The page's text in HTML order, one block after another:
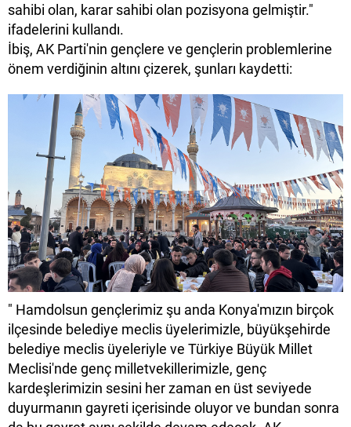
sahibi olan, karar sahibi olan pozisyona gelmiştir."
ifadelerini kullandı.
İbiş, AK Parti'nin gençlere ve gençlerin problemlerine
önem verdiğinin altını çizerek, şunları kaydetti:
" Hamdolsun gençlerimiz şu anda Konya'mızın birçok
ilçesinde belediye meclis üyelerimizle, büyükşehirde
belediye meclis üyeleriyle ve Türkiye Büyük Millet
Meclisi'nde genç milletvekillerimizle, genç
kardeşlerimizin sesini her zaman en üst seviyede
duyurmanın gayreti içerisinde oluyor ve bundan sonra